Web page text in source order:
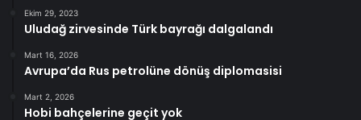
Ekim 29, 2023
Uludağ zirvesinde Türk bayrağı dalgalandı
Mart 16, 2026
Avrupa’da Rus petrolüne dönüş diplomasisi
Mart 2, 2026
Hobi bahçelerine geçit yok